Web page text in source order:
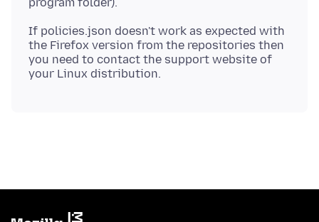
If policies.json doesn't work as expected with
the Firefox version from the repositories then
you need to contact the support website of